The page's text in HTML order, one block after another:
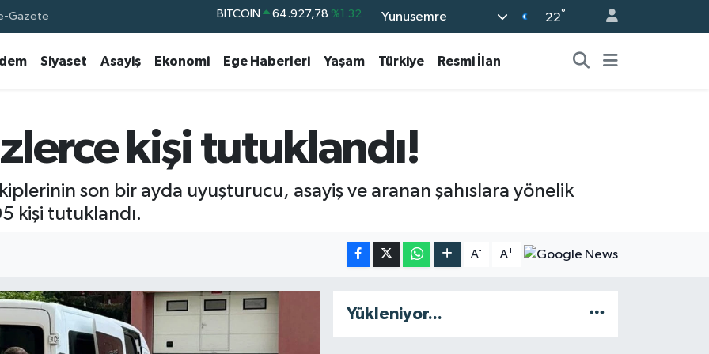
Gazete DOLAR 47,5894 %0.08
BİST100 13.703
BITCOIN 64.927,78 %1.32
Yunusemre 22°
Siyaset Asayiş Ekonomi Ege Haberleri Yaşam Türkiye Resmi İlan
kişi tutuklandı!
son bir ayda uyuşturucu, asayiş ve aranan şahıslara yönelik
kişi tutuklandı.
A- A+
Yükleniyor...